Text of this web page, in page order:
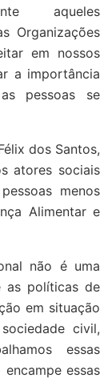
aqueles
Organizações
em nossos
a importância
pessoas se
dos Santos,
atores sociais
menos
Alimentar e
não é uma
as políticas de
em situação
civil,
essas
essas